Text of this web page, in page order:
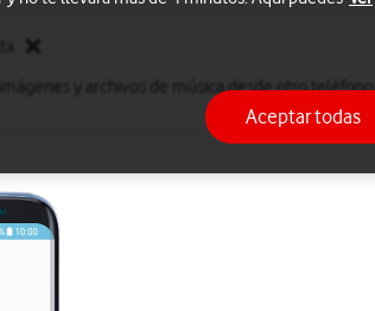
y archivos de música desde otro teléfono
Aceptar todas